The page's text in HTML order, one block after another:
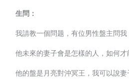
生問：
我請教一個問题，有位男性盤主問我
他未來的妻子會是怎樣的人，如何才
他的盤是月亮對沖冥王，我可以說